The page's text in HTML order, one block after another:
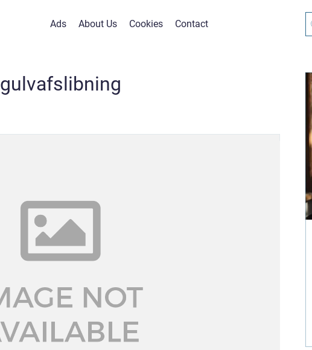
Ads About Us Cookies Contact
gulvafslibning